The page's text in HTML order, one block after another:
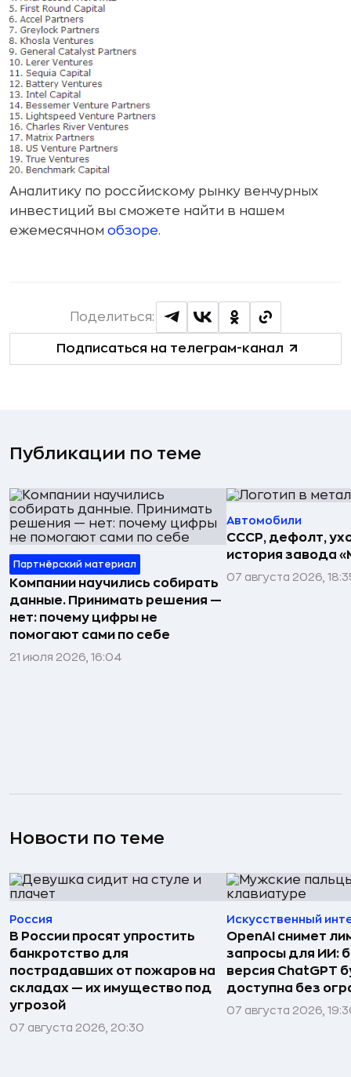
Аналитику по россйискому рынку венчурных
инвестиций вы сможете найти в нашем
ежемесячном обзоре.
Подписаться на телеграм-канал
Поделиться:
Публикации по теме
Партнёрский материал
Компании научились собирать
данные. Принимать решения —
нет: почему цифры не
помогают сами по себе
21 июля 2026, 16:04
Автомобили
СССР, дефолт,
история завода
07 августа 2026,
Новости по теме
Россия
В России просят упростить
банкротство для
пострадавших от пожаров на
складах — их имущество под
угрозой
07 августа 2026, 20:30
Искусственный
OpenAI снимет
запросы для ИИ:
версия ChatGPT
доступна без
07 августа 2026,